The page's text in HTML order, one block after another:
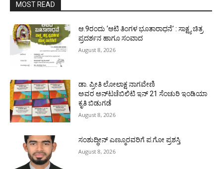
MOST READ
ಆ.9ರಂದು ‘ಆಟಿ ತಿಂಗಳ ಭೂತಾರಾಧನೆ’ : ಸಾಕ್ಷ್ಯ ಚಿತ್ರ
ಪ್ರದರ್ಶನ ಹಾಗೂ ಸಂವಾದ
August 8, 2026
ಡಾ. ಪ್ರೀತಿ ಲೋಲಾಕ್ಷ ನಾಗವೇಣಿ
ಅವರ ಅನ್‌ಟಚೆಬಿಲಿಟಿ ಇನ್ 21 ಸೆಂಚುರಿ ಇಂಡಿಯಾ
ಕೃತಿ ಬಿಡುಗಡೆ
August 8, 2026
ಸಂಶುದ್ಧೀನ್ ಎಣ್ಮೂರವರಿಗೆ ಪ.ಗೋ ಪ್ರಶಸ್ತಿ
August 8, 2026